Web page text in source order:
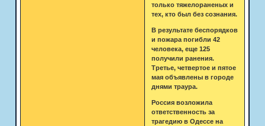
только тяжелораненых и
тех, кто был без сознания.
В результате беспорядков
и пожара погибли 42
человека, еще 125
получили ранения.
Третье, четвертое и пятое
мая объявлены в городе
днями траура.
Россия возложила
ответственность за
трагедию в Одессе на